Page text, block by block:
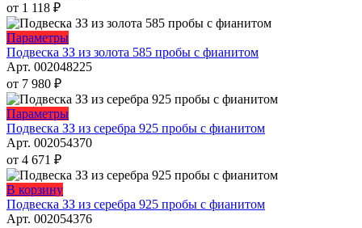
странице
товара.
вариаций.
Опции
можно
выбрать
странице
товара.
от 1 118 ₽
ПараметрыЭтот
товар
имеет
вариаций.
Опции
можно
выбрать
странице
товара.
Подвеска ЗЗ из золота 585 пробы с фианитом
Арт. 002048225
от 7 980 ₽
ПараметрыЭтот
товар
имеет
вариаций.
можно
выбрать
Подвеска ЗЗ из серебра 925 пробы с фианитом
Арт. 002054370
от 4 671 ₽
В корзинуЭтот
товар
имеет
Подвеска ЗЗ из серебра 925 пробы с фианитом
Арт. 002054376